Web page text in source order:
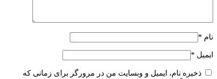
نام *
ایمیل *
ذخیره نام، ایمیل و وبسایت من در مرورگر برای زمانی که